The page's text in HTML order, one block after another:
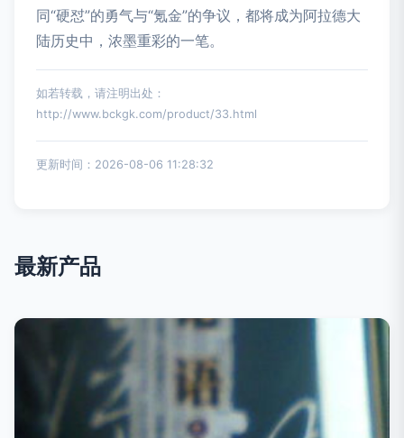
同“硬怼”的勇气与“氪金”的争议，都将成为阿拉德大
陆历史中，浓墨重彩的一笔。
如若转载，请注明出处：
http://www.bckgk.com/product/33.html
更新时间：2026-08-06 11:28:32
最新产品